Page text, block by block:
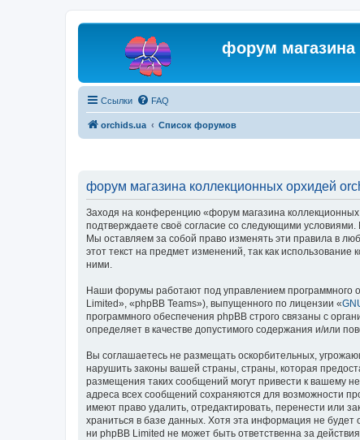
форум
Ссылки FAQ
orchids.ua Список форумов
форум магазина коллекционных орхидей
Заходя на конференцию «форум магазина
подтверждаете своё согласие со следующими
Мы оставляем за собой право изменять эти правила в
этот текст на предмет изменений, так как
ними.
Наши форумы работают под управлением программного
Limited», «phpBB Teams»), выпущенного по лицензии «
программного обеспечения phpBB строго связаны с
определяет в качестве допустимого содержания и/или
Вы соглашаетесь не размещать оскорбительных,
нарушить законы вашей страны, страны, которая
размещения таких сообщений могут привести к вашему
адреса всех сообщений сохраняются для возможности
имеют право удалить, отредактировать, перенести или
храниться в базе данных. Хотя эта информация не
ни phpBB Limited не может быть ответственна за